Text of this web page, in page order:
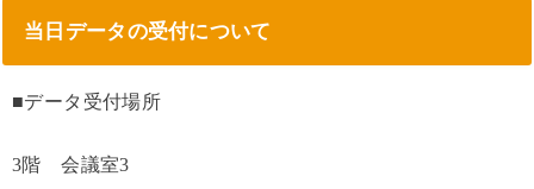
当日データの受付について
■データ受付場所
3階 会議室3